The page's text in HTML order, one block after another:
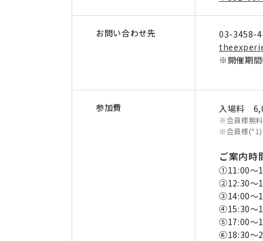
お問い合わせ先
03-3458-
※開催期
参加費 入場料
※会員様無料
※会員様(*1)
ご案内時
①11:00～
②12:30～
③14:00～
④15:30～
⑤17:00～
⑥18:30～